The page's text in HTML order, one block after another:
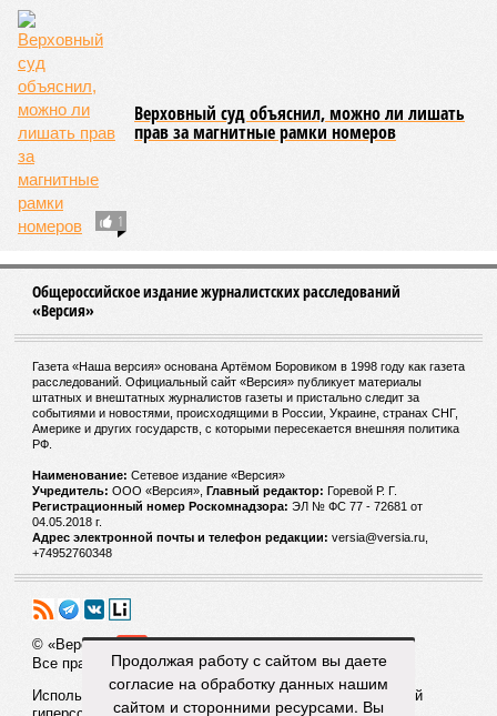
1
Верховный суд объяснил, можно ли лишать
прав за магнитные рамки номеров
Общероссийское издание журналистских расследований
«Версия»
Газета «Наша версия» основана Артёмом Боровиком в 1998 году как газета
расследований. Официальный сайт «Версия» публикует материалы
штатных и внештатных журналистов газеты и пристально следит за
событиями и новостями, происходящими в России, Украине, странах СНГ,
Америке и других государств, с которыми пересекается внешняя политика
РФ.
Наименование: Cетевое издание «Версия»
Учредитель: ООО «Версия», Главный редактор: Горевой Р. Г.
Регистрационный номер Роскомнадзора: ЭЛ № ФС 77 - 72681 от
04.05.2018 г.
Адрес электронной почты и телефон редакции: versia@versia.ru,
+74952760348
© «Версия» 18+
Все права защищены
Использование материалов «Версии» без индексируемой
Продолжая работу с сайтом вы даете
согласие на обработку данных нашим
сайтом и сторонними ресурсами. Вы